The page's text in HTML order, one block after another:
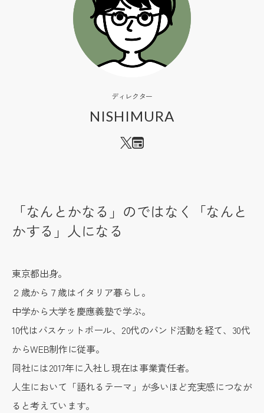
ディレクター
NISHIMURA
「なんとかなる」のではなく「なんと
かする」人になる
東京都出身。
２歳から７歳はイタリア暮らし。
中学から大学を慶應義塾で学ぶ。
10代はバスケットボール、20代のバンド活動を経て、30代
からWEB制作に従事。
同社には2017年に入社し現在は事業責任者。
人生において「語れるテーマ」が多いほど充実感につなが
ると考えています。